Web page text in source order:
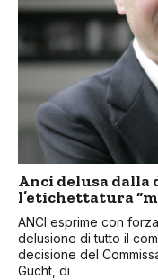
Anci delusa dalla
l’etichettatura
ANCI esprime con
delusione di tutto il
decisione del
Gucht, di